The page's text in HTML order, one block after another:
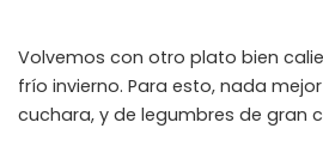
Volvemos con otro plato bien
frío invierno. Para esto, nada
cuchara, y de legumbres de gran